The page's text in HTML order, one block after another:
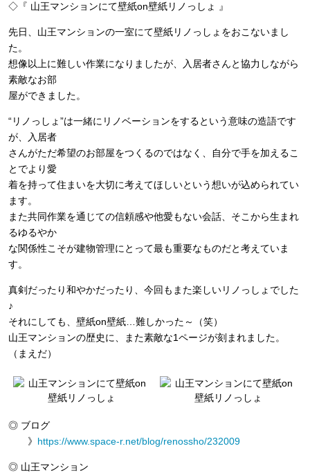
◇『 山王マンションにて壁紙on壁紙リノっしょ 』
先日、山王マンションの一室にて壁紙リノっしょをおこないまし
た。
想像以上に難しい作業になりましたが、入居者さんと協力しながら
素敵なお部
屋ができました。
“リノっしょ”は一緒にリノベーションをするという意味の造語です
が、入居者
さんがただ希望のお部屋をつくるのではなく、自分で手を加えるこ
とでより愛
着を持って住まいを大切に考えてほしいという想いが込められてい
ます。
また共同作業を通じての信頼感や他愛もない会話、そこから生まれ
るゆるやか
な関係性こそが建物管理にとって最も重要なものだと考えていま
す。
真剣だったり和やかだったり、今回もまた楽しいリノっしょでした
♪
それにしても、壁紙on壁紙…難しかった～（笑）
山王マンションの歴史に、また素敵な1ページが刻まれました。
（まえだ）
◎ ブログ
》 https://www.space-r.net/blog/renossho/232009
◎ 山王マンション